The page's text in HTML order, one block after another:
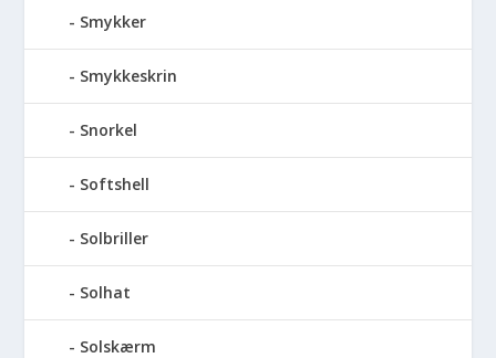
Smykker
Smykkeskrin
Snorkel
Softshell
Solbriller
Solhat
Solskærm